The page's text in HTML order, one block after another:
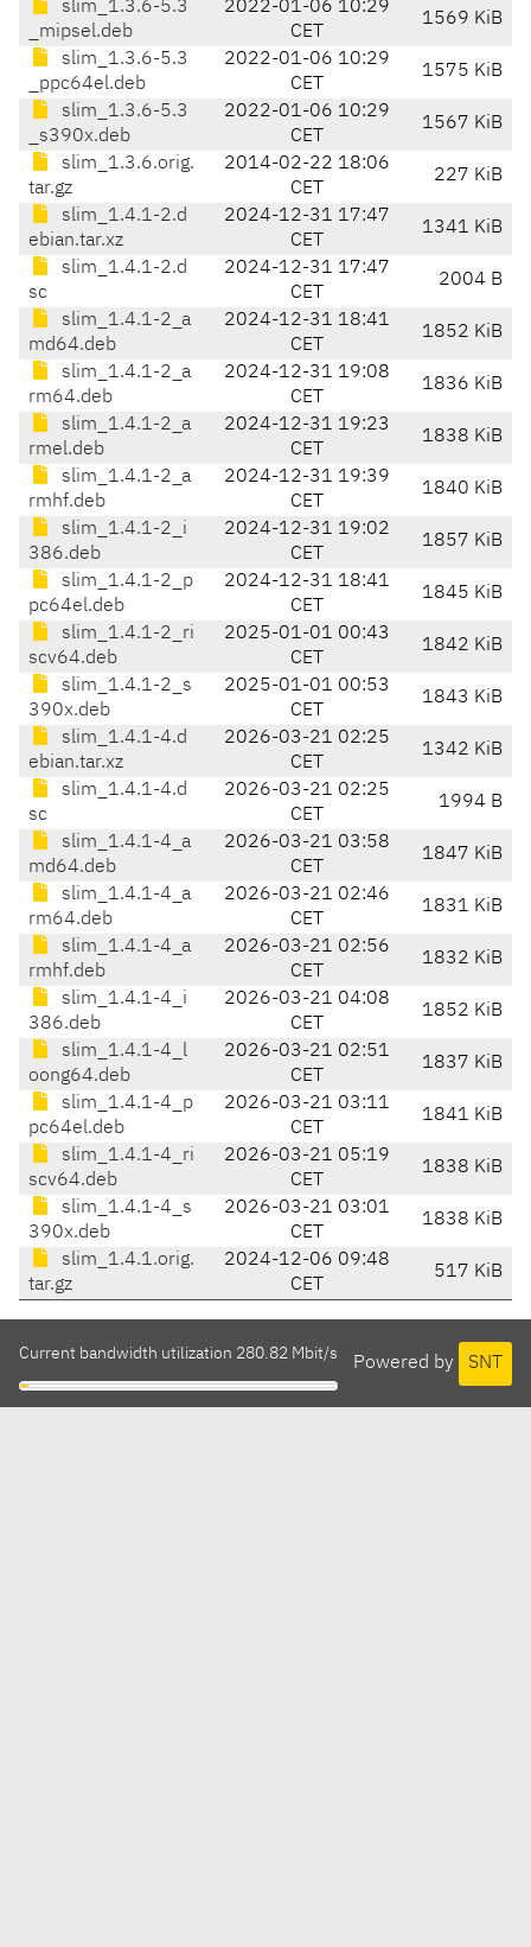
slim_1.3.6-5.3
_mipsel.deb
2022-01-06 10:29
CET
1569 KiB
slim_1.3.6-5.3
_ppc64el.deb
2022-01-06 10:29
CET
1575 KiB
slim_1.3.6-5.3
_s390x.deb
2022-01-06 10:29
CET
1567 KiB
slim_1.3.6.orig.
tar.gz
2014-02-22 18:06
CET
227 KiB
slim_1.4.1-2.d
ebian.tar.xz
2024-12-31 17:47
CET
1341 KiB
slim_1.4.1-2.d
sc
2024-12-31 17:47
CET
2004 B
slim_1.4.1-2_a
md64.deb
2024-12-31 18:41
CET
1852 KiB
slim_1.4.1-2_a
rm64.deb
2024-12-31 19:08
CET
1836 KiB
slim_1.4.1-2_a
rmel.deb
2024-12-31 19:23
CET
1838 KiB
slim_1.4.1-2_a
rmhf.deb
2024-12-31 19:39
CET
1840 KiB
slim_1.4.1-2_i
386.deb
2024-12-31 19:02
CET
1857 KiB
slim_1.4.1-2_p
pc64el.deb
2024-12-31 18:41
CET
1845 KiB
slim_1.4.1-2_ri
scv64.deb
2025-01-01 00:43
CET
1842 KiB
slim_1.4.1-2_s
390x.deb
2025-01-01 00:53
CET
1843 KiB
slim_1.4.1-4.d
ebian.tar.xz
2026-03-21 02:25
CET
1342 KiB
slim_1.4.1-4.d
sc
2026-03-21 02:25
CET
1994 B
slim_1.4.1-4_a
md64.deb
2026-03-21 03:58
CET
1847 KiB
slim_1.4.1-4_a
rm64.deb
2026-03-21 02:46
CET
1831 KiB
slim_1.4.1-4_a
rmhf.deb
2026-03-21 02:56
CET
1832 KiB
slim_1.4.1-4_i
386.deb
2026-03-21 04:08
CET
1852 KiB
slim_1.4.1-4_l
oong64.deb
2026-03-21 02:51
CET
1837 KiB
slim_1.4.1-4_p
pc64el.deb
2026-03-21 03:11
CET
1841 KiB
slim_1.4.1-4_ri
scv64.deb
2026-03-21 05:19
CET
1838 KiB
slim_1.4.1-4_s
390x.deb
2026-03-21 03:01
CET
1838 KiB
slim_1.4.1.orig.
tar.gz
2024-12-06 09:48
CET
517 KiB
Powered by SNT
Current bandwidth utilization 280.82 Mbit/s